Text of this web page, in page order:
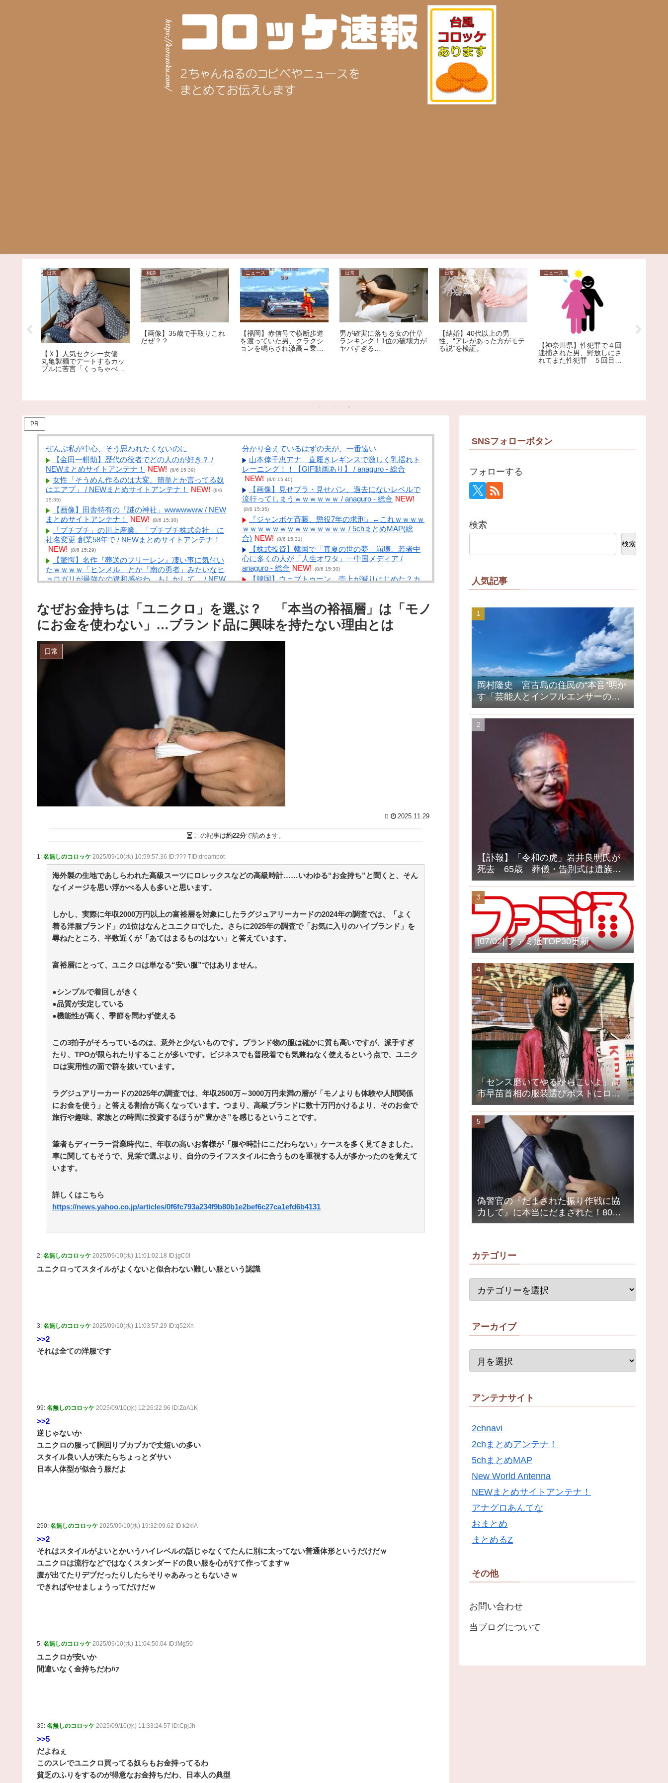
日常
【Ｘ】人気セクシー女優
丸亀製麺でデートするカッ
プルに苦言「くっちゃべる
相談
【画像】35歳で手取りこれ
だぜ？？
ニュース
【福岡】赤信号で横断歩道
を渡っていた男、クラクシ
ョンを鳴らされ激高→乗用
日常
男が確実に落ちる女の仕草
ランキング！1位の破壊力が
ヤバすぎる…
日常
【結婚】40代以上の男
性、“アレがあった方がモテ
る説”を検証。
ニュース
【神奈川県】性犯罪で４回
逮捕された男、野放しにさ
れてまた性犯罪 ５回目の
PR
ぜんぶ私が中心、そう思われたくないのに
【金田一耕助】歴代の役者でどの人のが好き？ /
NEWまとめサイトアンテナ！
NEW! (8/6 15:39)
女性「そうめん作るのは大変。簡単とか言ってる奴
はエアプ」 / NEWまとめサイトアンテナ！
NEW!
(8/6
15:35)
【画像】田舎特有の「謎の神社」wwwwwww / NEW
まとめサイトアンテナ！
NEW! (8/6 15:30)
「プチプチ」の川上産業、「プチプチ株式会社」に
社名変更 創業58年で / NEWまとめサイトアンテナ！
NEW!
(8/6 15:29)
【驚愕】名作『葬送のフリーレン』凄い事に気付い
たｗｗｗｗ「ヒンメル」とか「南の勇者」みたいなヒ
ョロガリが最強なの違和感やわ…もしかして… / NEW
う→ / VIP・ネタ・オールジャンル – New World
Antenna
NEW! (8/6 15:27)
【悲報】ヤニねこさん、BPOが動く / まとめる
医者「麻酔かけますよー」 わい（全身麻酔に耐え
て見せる！うおおおおおお！！！！） / まとめる
モンハン自衛隊 第１７９話 / まとめるZ NEW!
(8/6
【消費税減税】「コロナ禍以上の困難が待ち受けて
いる…」飲食店からは悲痛な声上がる 懸念される“外
食離れ” 中小農家は収入の減少危惧「農家離れに拍車
NEW! (8/6 15:05)
動物病院で見かけた白ぬこ様。 タオルにくるまれて
大人しく抱っこされてたんだが 話を聞いてビックリ
【再】 / まとめるZ NEW! (8/6 15:05)
【阪神】暗黒期を知らない新世代の若虎ファン！黄
金期しか知らない現代のファン事情と驚きのリアル /
2chまとめアンテナ！ NEW! (8/6 11:47)
後藤真希(15)に告白されたらどうする？画像 / 2chま
とめアンテナ！ NEW!
(8/6 11:47)
え置き / 2chまとめアンテナ！ NEW! (8/6 11:47)
36歳の彼女と結婚したいのに、家族が猛反対。家族
から信じられない言葉が飛び出した… 他 / 2chnaviヘッ
ドライン (12/24 07:00)
分かり合えているはずの夫が、一番遠い
山本倖千恵アナ 直履きレギンスで激しく乳揺れト
レーニング！！【GIF動画あり】 / anaguro - 総合
NEW!
(8/6 15:40)
【画像】見せブラ・見せパン、過去にないレベルで
流行ってしまうｗｗｗｗｗｗ / anaguro - 総合 NEW!
(8/6 15:35)
『ジャンポケ斉藤、懲役7年の求刑』←これｗｗｗｗ
ｗｗｗｗｗｗｗｗｗｗｗｗｗｗ / 5chまとめMAP(総
合) NEW! (8/6 15:31)
【株式投資】韓国で「真夏の世の夢」崩壊、若者中
心に多くの人が「人生オワタ」―中国メディア /
anaguro - 総合 NEW! (8/6 15:30)
【韓国】ウェブトゥーン、売上が減りはじめた？カ
【消費税減税】「コロナ禍以上の困難が待ち受けて
いる…」飲食店からは悲痛な声上がる 懸念される“外
食離れ” 中小農家は収入の減少危惧「農家離れに拍車
【画像】松本人志さん、大勢の若いファンに囲まれ
てご満悦wwwwwwwwwwwwww / おまとめアンテナ
NEW!
【心霊・幽霊】ワン切りの犯人 / おまとめアンテナ
NEW!
土田晃之「草サッカーとフットサルやめました」と
告白「20代の若手が来るんです。つまんなくて」 / お
Powered by livedoor 相互RSS
なぜお金持ちは「ユニクロ」を選ぶ？ 「本当の裕福層」は「モノ
にお金を使わない」…ブランド品に興味を持たない理由とは
日常
2025.11.29
この記事は約22分で読めます。
1: 名無しのコロッケ 2025/09/10(水) 10:59:57.36 ID:??? TID:dreampot
海外製の生地であしらわれた高級スーツにロレックスなどの高級時計……いわゆる“お金持ち”と聞くと、そん
なイメージを思い浮かべる人も多いと思います。
しかし、実際に年収2000万円以上の富裕層を対象にしたラグジュアリーカードの2024年の調査では、「よく
着る洋服ブランド」の1位はなんとユニクロでした。さらに2025年の調査で「お気に入りのハイブランド」を
尋ねたところ、半数近くが「あてはまるものはない」と答えています。
富裕層にとって、ユニクロは単なる“安い服”ではありません。
●シンプルで着回しがきく
●品質が安定している
●機能性が高く、季節を問わず使える
この3拍子がそろっているのは、意外と少ないものです。ブランド物の服は確かに質も高いですが、派手すぎ
たり、TPOが限られたりすることが多いです。ビジネスでも普段着でも気兼ねなく使えるという点で、ユニク
ロは実用性の面で群を抜いています。
ラグジュアリーカードの2025年の調査では、年収2500万～3000万円未満の層が「モノよりも体験や人間関係
にお金を使う」と答える割合が高くなっています。つまり、高級ブランドに数十万円かけるより、そのお金で
旅行や趣味、家族との時間に投資するほうが“豊かさ”を感じるということです。
筆者もディーラー営業時代に、年収の高いお客様が「服や時計にこだわらない」ケースを多く見てきました。
車に関してもそうで、見栄で選ぶより、自分のライフスタイルに合うものを重視する人が多かったのを覚えて
います。
詳しくはこちら
https://news.yahoo.co.jp/articles/0f6fc793a234f9b80b1e2bef6c27ca1efd6b4131
2: 名無しのコロッケ 2025/09/10(水) 11:01:02.18 ID:jgC0l
ユニクロってスタイルがよくないと似合わない難しい服という認識
3: 名無しのコロッケ 2025/09/10(水) 11:03:57.29 ID:q52Xn
>>2
それは全ての洋服です
99: 名無しのコロッケ 2025/09/10(水) 12:26:22.96 ID:ZoA1K
>>2
逆じゃないか
ユニクロの服って胴回りブカブカで丈短いの多い
スタイル良い人が来たらちょっとダサい
日本人体型が似合う服だよ
290: 名無しのコロッケ 2025/09/10(水) 19:32:09.62 ID:k2klA
>>2
それはスタイルがよいとかいうハイレベルの話じゃなくてたんに別に太ってない普通体形というだけだｗ
ユニクロは流行などではなくスタンダードの良い服を心がけて作ってますｗ
腹が出てたりデブだったりしたらそりゃあみっともないさｗ
できればやせましょうってだけだｗ
5: 名無しのコロッケ 2025/09/10(水) 11:04:50.04 ID:IMg50
ユニクロが安いか
間違いなく金持ちだわﾊｧ
35: 名無しのコロッケ 2025/09/10(水) 11:33:24.57 ID:CpjJh
>>5
だよねぇ
このスレでユニクロ買ってる奴らもお金持ってるわ
貧乏のふりをするのが得意なお金持ちだわ、日本人の典型
SNSフォローボタン
フォローする
検索
検索
人気記事
岡村隆史 宮古島の住民の“本音”明か
す「芸能人とインフルエンサーの島
になってしまったって」
【訃報】「令和の虎」岩井良明氏が
死去 65歳 葬儀・告別式は遺族の
意向で密葬
[07/02] ファミ通TOP30更新
「センス磨いてやるからこいよ」高
市早苗首相の服装選びポストにロッ
クミュージシャンが激怒、ネット大
荒れ
偽警官の『だまされた振り作戦に協
力して』に本当にだまされた！80代
女性1200万円被害
カテゴリー
アーカイブ
アンテナサイト
2chnavi
2chまとめアンテナ！
5chまとめMAP
New World Antenna
NEWまとめサイトアンテナ！
アナグロあんてな
おまとめ
まとめるZ
その他
お問い合わせ
当ブログについて